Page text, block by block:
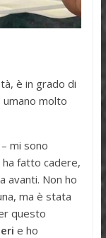
è in grado di
molto
mi sono
fatto cadere,
avanti. Non ho
ma è stata
questo
e ho